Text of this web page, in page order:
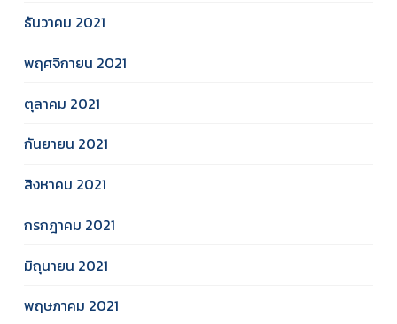
ธันวาคม 2021
พฤศจิกายน 2021
ตุลาคม 2021
กันยายน 2021
สิงหาคม 2021
กรกฎาคม 2021
มิถุนายน 2021
พฤษภาคม 2021